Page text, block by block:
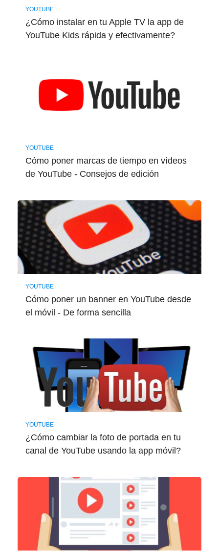
YOUTUBE
¿Cómo instalar en tu Apple TV la app de
YouTube Kids rápida y efectivamente?
YOUTUBE
Cómo poner marcas de tiempo en vídeos
de YouTube - Consejos de edición
YOUTUBE
Cómo poner un banner en YouTube desde
el móvil - De forma sencilla
YOUTUBE
¿Cómo cambiar la foto de portada en tu
canal de YouTube usando la app móvil?